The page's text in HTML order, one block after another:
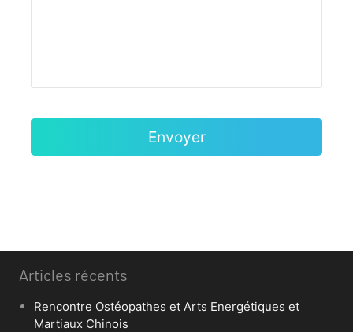
Articles récents
Rencontre Ostéopathes et Arts Energétiques et
Martiaux Chinois